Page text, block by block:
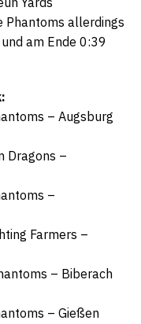
Phantoms allerdings
am Ende 0:39
– Augsburg
Dragons –
–
Farmers –
– Biberach
– Gießen